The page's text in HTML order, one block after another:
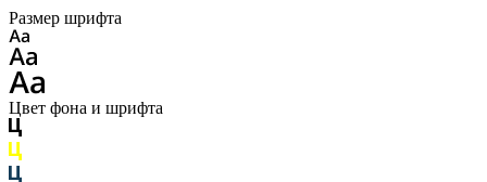
Размер шрифта
Цвет фона и шрифта